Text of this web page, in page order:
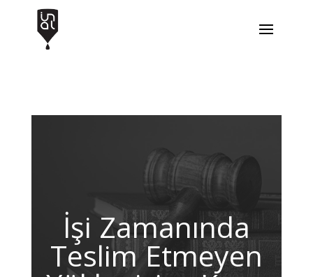
İşi Zamanında
Teslim Etmeyen